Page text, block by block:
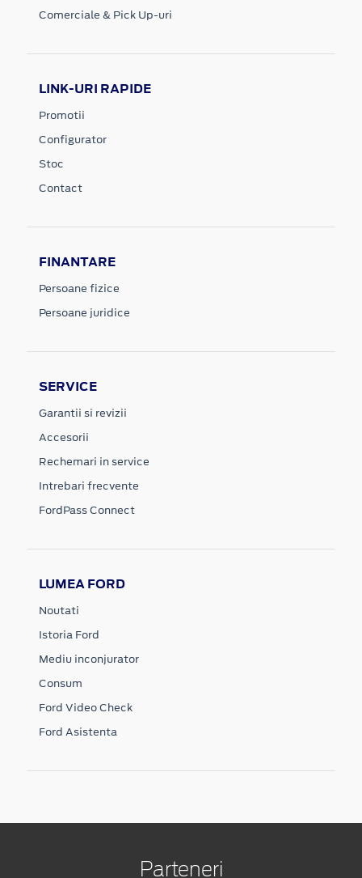
Comerciale & Pick Up-uri
LINK-URI RAPIDE
Promotii
Configurator
Stoc
Contact
FINANTARE
Persoane fizice
Persoane juridice
SERVICE
Garantii si revizii
Accesorii
Rechemari in service
Intrebari frecvente
FordPass Connect
LUMEA FORD
Noutati
Istoria Ford
Mediu inconjurator
Consum
Ford Video Check
Ford Asistenta
Parteneri